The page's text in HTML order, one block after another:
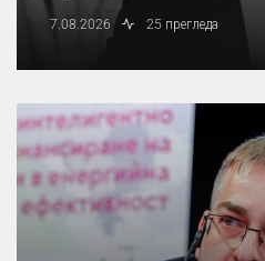
7.08.2026 25 прегледа